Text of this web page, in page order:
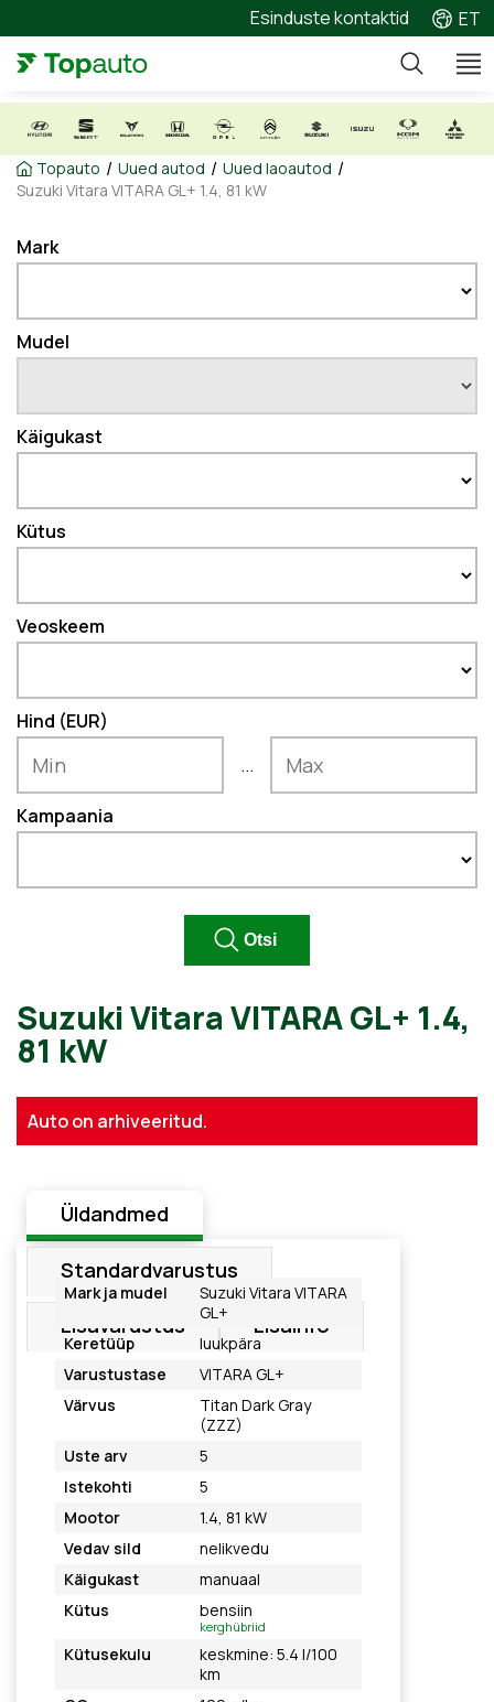
Esinduste kontaktid ET
Topauto / Uued autod / Uued laoautod /
Suzuki Vitara VITARA GL+ 1.4, 81 kW
Mark
Mudel
Käigukast
Kütus
Veoskeem
Hind (EUR)
...
Kampaania
Suzuki Vitara VITARA GL+
Auto on arhiveeritud.
Üldandmed
Standardvarustus
Lisavarustus Lisainfo
Mark ja mudel
Suzuki Vitara VITARA
GL+
Keretüüp
luukpära
Varustustase
VITARA GL+
Värvus
Titan Dark Gray
(ZZZ)
Uste arv
5
Istekohti
5
Mootor
1.4, 81 kW
Vedav sild
nelikvedu
Käigukast
manuaal
Kütus
bensiin
kerghübriid
Kütusekulu
keskmine: 5.4 l/100
km